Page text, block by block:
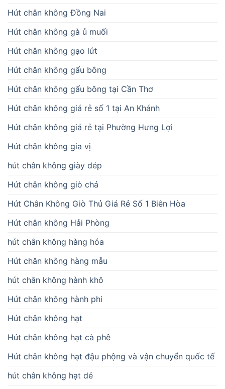
Hút chân không Đồng Nai
Hút chân không gà ủ muối
Hút chân không gạo lứt
Hút chân không gấu bông
Hút chân không gấu bông tại Cần Thơ
Hút chân không giá rẻ số 1 tại An Khánh
Hút chân không giá rẻ tại Phường Hưng Lợi
Hút chân không gia vị
hút chân không giày dép
Hút chân không giò chả
Hút Chân Không Giò Thủ Giá Rẻ Số 1 Biên Hòa
Hút chân không Hải Phòng
hút chân không hàng hóa
Hút chân không hàng mẫu
hút chân không hành khô
Hút chân không hành phi
Hút chân không hạt
Hút chân không hạt cà phê
Hút chân không hạt đậu phộng và vận chuyển quốc tế
hút chân không hạt dẻ